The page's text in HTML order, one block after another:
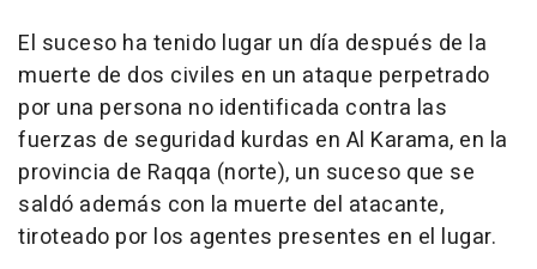
El suceso ha tenido lugar un día después de la
muerte de dos civiles en un ataque perpetrado
por una persona no identificada contra las
fuerzas de seguridad kurdas en Al Karama, en la
provincia de Raqqa (norte), un suceso que se
saldó además con la muerte del atacante,
tiroteado por los agentes presentes en el lugar.